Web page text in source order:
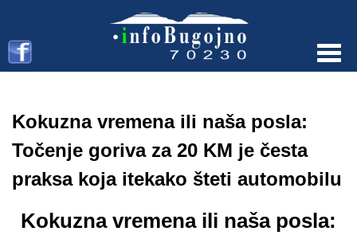
Kokuzna vremena ili naša posla:
Točenje goriva za 20 KM je česta
praksa koja itekako šteti automobilu
Kokuzna vremena ili naša posla: